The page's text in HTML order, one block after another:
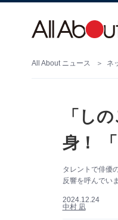
All About ニュース ネ
「し
身！
タレントで俳優
反響を呼んでい
2024.12.24
中村 凪